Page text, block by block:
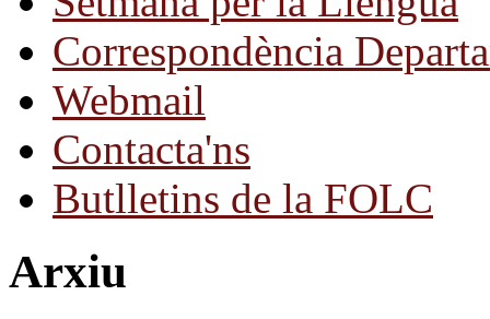
Correspondència
Webmail
Contacta'ns
Butlletins de la FOLC
Arxiu